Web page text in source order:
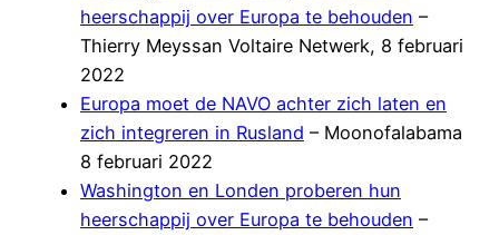
heerschappij over Europa te behouden –
Thierry Meyssan Voltaire Netwerk, 8 februari
2022
Europa moet de NAVO achter zich laten en
zich integreren in Rusland – Moonofalabama
8 februari 2022
Washington en Londen proberen hun
heerschappij over Europa te behouden –